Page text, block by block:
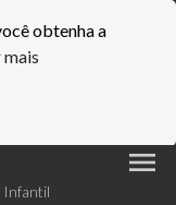
obtenha a
mais
menu
Infantil